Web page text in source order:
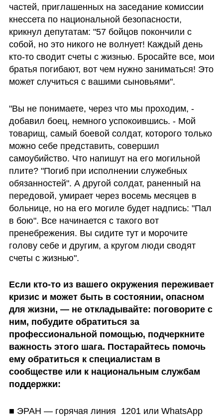
частей, приглашенных на заседание комиссии
кнессета по национальной безопасности,
крикнул депутатам: "57 бойцов покончили с
собой, но это никого не волнует! Каждый день
кто-то сводит счеты с жизнью. Бросайте все, мои
братья погибают, вот чем нужно заниматься! Это
может случиться с вашими сыновьями".
"Вы не понимаете, через что мы проходим, -
добавил боец, немного успокоившись. - Мой
товарищ, самый боевой солдат, которого только
можно себе представить, совершил
самоубийство. Что напишут на его могильной
плите? "Погиб при исполнении служебных
обязанностей". А другой солдат, раненный на
передовой, умирает через восемь месяцев в
больнице, но на его могиле будет надпись: "Пал
в бою". Все начинается с такого вот
пренебрежения. Вы сидите тут и морочите
голову себе и другим, а кругом люди сводят
счеты с жизнью".
Если кто-то из вашего окружения переживает
кризис и может быть в состоянии, опасном
для жизни, — не откладывайте: поговорите с
ним, побудите обратиться за
профессиональной помощью, подчеркните
важность этого шага. Постарайтесь помочь
ему обратиться к специалистам в
сообществе или к национальным службам
поддержки:
■ ЭРАН — горячая линия  1201 или WhatsApp